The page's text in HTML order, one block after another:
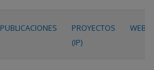
PUBLICACIONES
PROYECTOS
(IP)
WEB